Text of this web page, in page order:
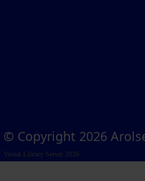
© Copyright 2026
Visual Library Server 2026